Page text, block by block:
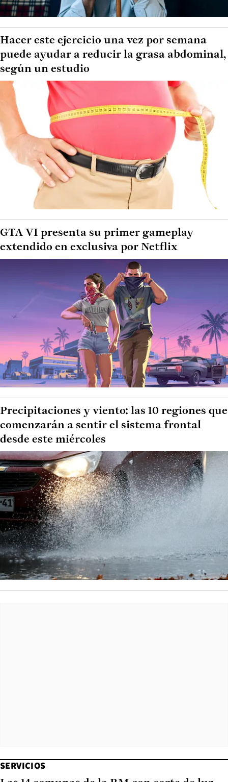
Hacer este ejercicio una vez por semana
puede ayudar a reducir la grasa abdominal,
según un estudio
GTA VI presenta su primer gameplay
extendido en exclusiva por Netflix
Precipitaciones y viento: las 10 regiones que
comenzarán a sentir el sistema frontal
desde este miércoles
SERVICIOS